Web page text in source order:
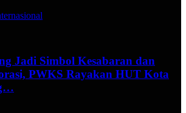
Jadi Simbol Kesabaran dan
PWKS Rayakan HUT Kota